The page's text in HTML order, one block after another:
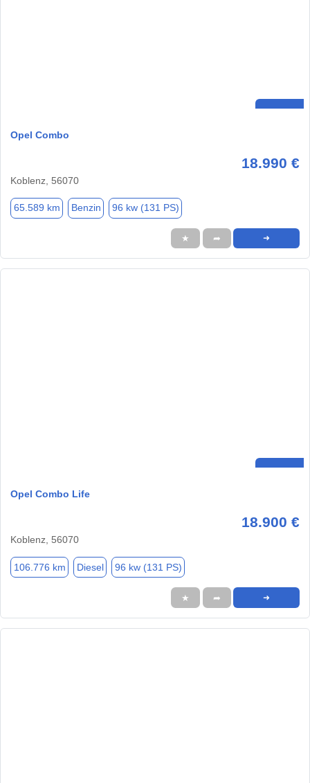
Opel Combo
18.990 €
Koblenz, 56070
65.589 km Benzin 96 kw (131 PS)
★ ➦ ➜
Opel Combo Life
18.900 €
Koblenz, 56070
106.776 km Diesel 96 kw (131 PS)
★ ➦ ➜